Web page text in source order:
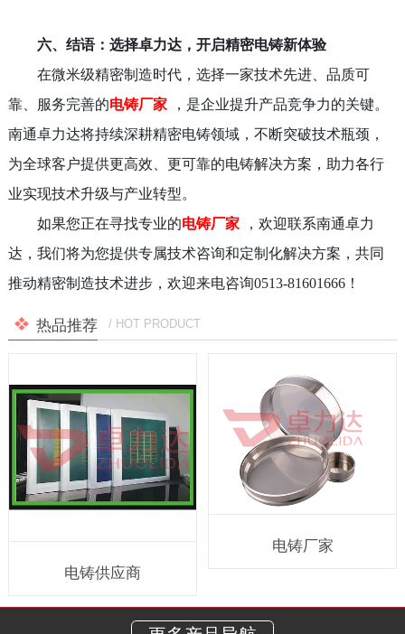
六、结语：选择卓力达，开启精密电铸新体验
在微米级精密制造时代，选择一家技术先进、品质可
靠、服务完善的电铸厂家
，是企业提升产品竞争力的关键。
南通卓力达将持续深耕精密电铸领域，不断突破技术瓶颈，
为全球客户提供更高效、更可靠的电铸解决方案，助力各行
业实现技术升级与产业转型。
如果您正在寻找专业的电铸厂家
，欢迎联系南通卓力
达，我们将为您提供专属技术咨询和定制化解决方案，共同
推动精密制造技术进步， 欢迎来电咨询0513-81601666！
热品推荐 / HOT PRODUCT
电铸供应商
电铸厂家